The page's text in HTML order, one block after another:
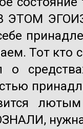
ЭТОМ
Тот кто
о